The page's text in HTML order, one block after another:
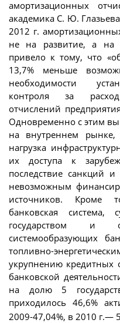
амортизационных
академика С. Ю.
2012 г.
не на развитие, а на
привело к тому, что
13,7% меньше
необходимости
контроля за
отчислений
Одновременно с этим
на внутреннем рынке,
нагрузка
их доступа к
последствие санкций
невозможным
источников. Кроме
банковская система,
государством и
системообразующих
топливно-
укрупнению кредитных
банковской
на долю 5
приходилось 46,6%
2009-47,04%, в 2010 г.—